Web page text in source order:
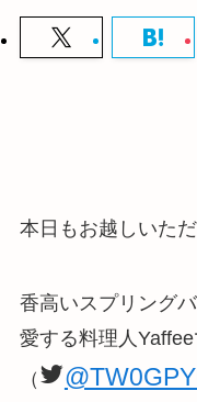
本日もお越しいた
香高いスプリング
愛する料理人Yaffee
（